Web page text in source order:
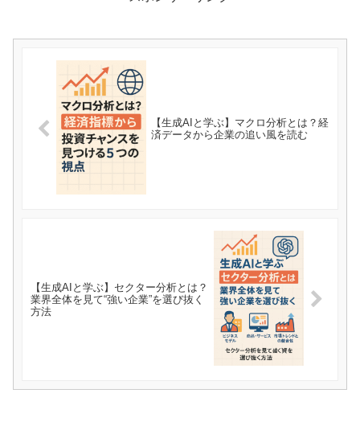
【生成AIと学ぶ】マクロ分析とは？経
済データから企業の追い風を読む
【生成AIと学ぶ】セクター分析とは？
業界全体を見て“強い企業”を選び抜く
方法